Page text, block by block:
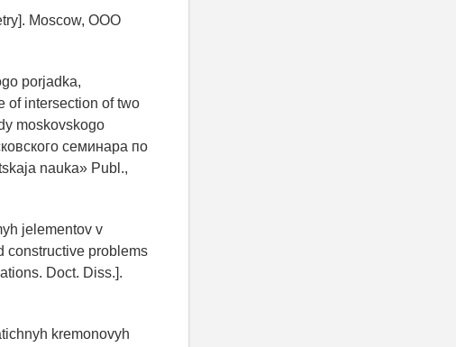
Moscow, OOO
porjadka,
of intersection of two
moskovskogo
семинара по
nauka» Publ.,
jelementov v
constructive problems
Doct. Diss.].
kremonovyh